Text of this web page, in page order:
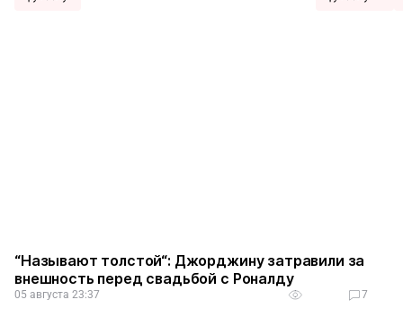
“Называют толстой“: Джорджину затравили за
внешность перед свадьбой с Роналду
05 августа 23:37 7